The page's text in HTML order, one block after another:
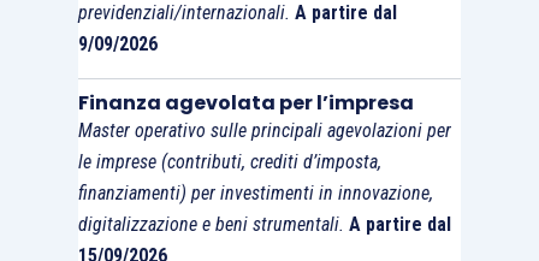
previdenziali/internazionali. A partire dal
9/09/2026
Finanza agevolata per l’impresa
Master operativo sulle principali agevolazioni per
le imprese (contributi, crediti d’imposta,
finanziamenti) per investimenti in innovazione,
digitalizzazione e beni strumentali. A partire dal
15/09/2026